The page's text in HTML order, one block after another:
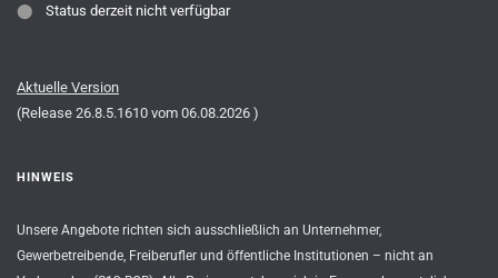
⬤ Status derzeit nicht verfügbar
Aktuelle Version
(Release 26.8.5.1610 vom 06.08.2026 )
HINWEIS
Unsere Angebote richten sich ausschließlich an Unternehmer,
Gewerbetreibende, Freiberufler und öffentliche Institutionen – nicht an